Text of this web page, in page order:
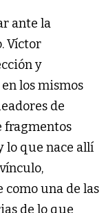
ante la
Víctor
y
los mismos
de
fragmentos
lo que nace allí
como una de las
de lo que